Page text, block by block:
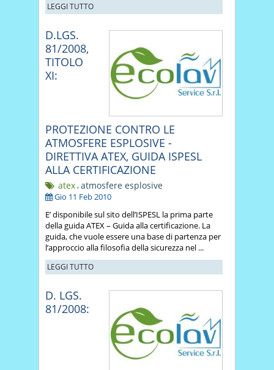
LEGGI TUTTO
D.LGS.
81/2008,
TITOLO
XI:
PROTEZIONE CONTRO LE
ATMOSFERE ESPLOSIVE -
DIRETTIVA ATEX, GUIDA ISPESL
ALLA CERTIFICAZIONE
atex,atmosfere esplosive
Gio 11 Feb 2010
E’ disponibile sul sito dell’ISPESL la prima parte
della guida ATEX – Guida alla certificazione. La
guida, che vuole essere una base di partenza per
l’approccio alla filosofia della sicurezza nel ...
LEGGI TUTTO
D. LGS.
81/2008: